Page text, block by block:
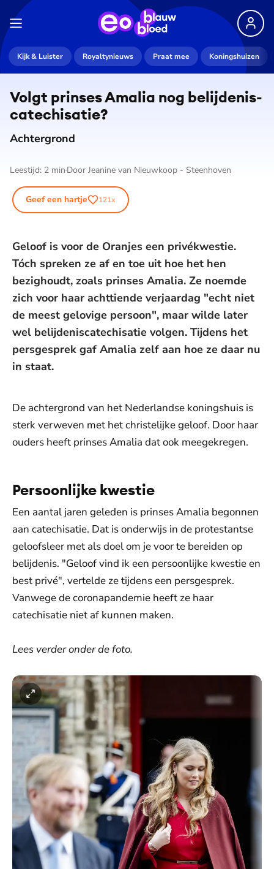
Kijk & Luister Royaltynieuws Praat mee Koningshuizen
Volgt prinses Amalia nog be­lij­de­nis­
ca­te­chi­sa­tie?
Achtergrond
Leestijd: 2 min Door Jeanine van Nieuwkoop - Steenhoven
Geef een hartje 121x
Geloof is voor de Oranjes een privékwestie.
Tóch spreken ze af en toe uit hoe het hen
bezighoudt, zoals prinses Amalia. Ze noemde
zich voor haar achttiende verjaardag "echt niet
de meest gelovige persoon", maar wilde later
wel belijdeniscatechisatie volgen. Tijdens het
persgesprek gaf Amalia zelf aan hoe ze daar nu
in staat.
De achtergrond van het Nederlandse koningshuis is
sterk verweven met het christelijke geloof. Door haar
ouders heeft prinses Amalia dat ook meegekregen.
Persoonlijke kwestie
Een aantal jaren geleden is prinses Amalia begonnen
aan catechisatie. Dat is onderwijs in de protestantse
geloofsleer met als doel om je voor te bereiden op
belijdenis. "Geloof vind ik een persoonlijke kwestie en
best privé", vertelde ze tijdens een persgesprek.
Vanwege de coronapandemie heeft ze haar
catechisatie niet af kunnen maken.
Lees verder onder de foto.